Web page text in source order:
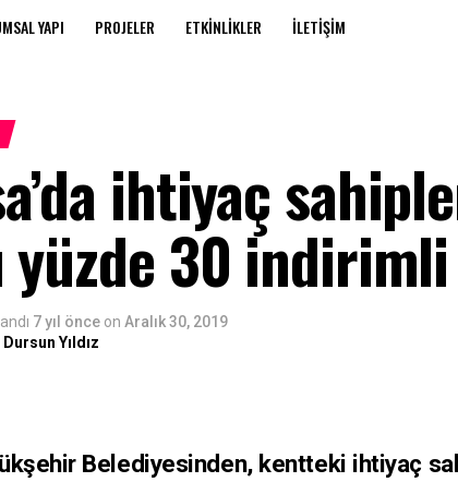
YAPI PROJELER ETKINLIKLER İLETIŞIM
ihtiyaç
yüzde 30 indirimli
7 yıl önce on Aralık 30, 2019
Dursun Yıldız
Belediyesinden, kentteki ihtiyaç